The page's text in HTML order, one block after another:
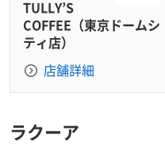
TULLY’S
COFFEE（東京ドームシ
ティ店）
店舗詳細
ラクーア